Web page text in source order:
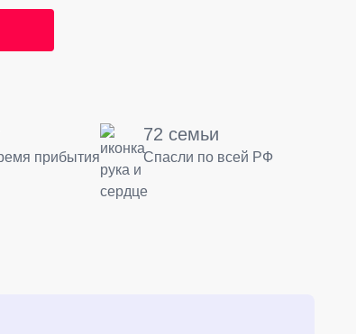
прибытия
72 семьи
Спасли по всей РФ